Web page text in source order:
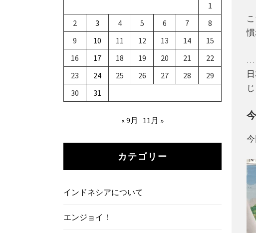
…
1
2
3 4 5 6 7
8
9
10 11 12 13 14
15
16
17 18 19 20 21
22
23
24 25 26 27 28
29
30
31
« 9月 11月 »
カテゴリー
インドネシアについて
エンジョイ！